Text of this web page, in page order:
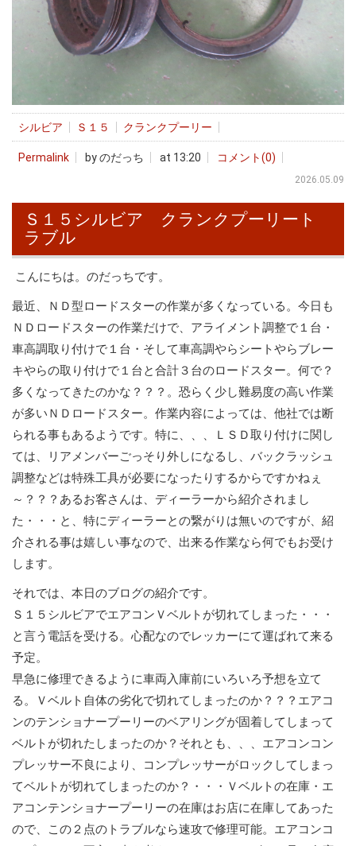
シルビア Ｓ１５ クランクプーリー
Permalink by のだっち at 13:20 コメント(0)
2026.05.09
Ｓ１５シルビア クランクプーリート
ラブル
こんにちは。のだっちです。
最近、ＮＤ型ロードスターの作業が多くなっている。今日も
ＮＤロードスターの作業だけで、アライメント調整で１台・
車高調取り付けで１台・そして車高調やらシートやらブレー
キやらの取り付けで１台と合計３台のロードスター。何で？
多くなってきたのかな？？？。恐らく少し難易度の高い作業
が多いＮＤロードスター。作業内容によっては、他社では断
られる事もあるようです。特に、、、ＬＳＤ取り付けに関し
ては、リアメンバーごっそり外しになるし、バックラッシュ
調整などは特殊工具が必要になったりするからですかねぇ
～？？？あるお客さんは、ディーラーから紹介されまし
た・・・と、特にディーラーとの繋がりは無いのですが、紹
介される事は嬉しい事なので、出来る作業なら何でもお受け
します。
それでは、本日のブログの紹介です。
Ｓ１５シルビアでエアコンＶベルトが切れてしまった・・・
と言う電話を受ける。心配なのでレッカーにて運ばれて来る
予定。
早急に修理できるように車両入庫前にいろいろ予想を立て
る。Ｖベルト自体の劣化で切れてしまったのか？？？エアコ
ンのテンショナープーリーのベアリングが固着してしまって
ベルトが切れたしまったのか？それとも、、、エアコンコン
プレッサー不良により、コンプレッサーがロックしてしまっ
てベルトが切れてしまったのか？・・・Ｖベルトの在庫・エ
アコンテンショナープーリーの在庫はお店に在庫してあった
ので、この２点のトラブルなら速攻で修理可能。エアコンコ